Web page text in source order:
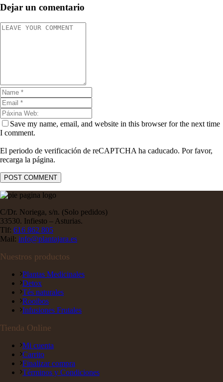
Dejar un comentario
Save my name, email, and website in this browser for the next time
I comment.
El periodo de verificación de reCAPTCHA ha caducado. Por favor,
recarga la página.
C/Dr. Noriega, s/n. (Solo pedidos)
33530. Infiesto – Asturias.
Tlf: 616 862 805
Mail: info@plantajara.es
Nuestros productos
Plantas Medicinales
Detox
Tés naturales
Rooibos
Infusiones Frutales
Tienda Online
Mi cuenta
Carrito
Finalizar compra
Términos y Condiciones